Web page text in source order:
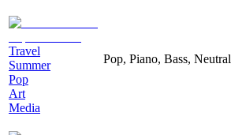
Travel
Summer
Pop
Art
Media
Pop, Piano, Bass, Neutral